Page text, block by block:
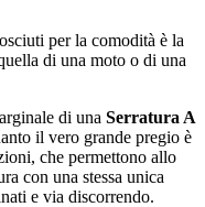
per la comodità è la
di una moto o di una
di una Serratura A
il vero grande pregio è
che permettono allo
con una stessa unica
e via discorrendo.